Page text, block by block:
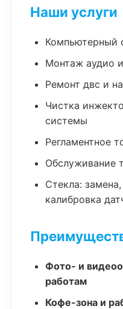
Наши услуги
Компьютерный
Монтаж аудио
Ремонт двс и
Чистка
системы
Регламентное
Обслуживание
Стекла:
калибровка
Фото- и
работам
Кофе-зона и